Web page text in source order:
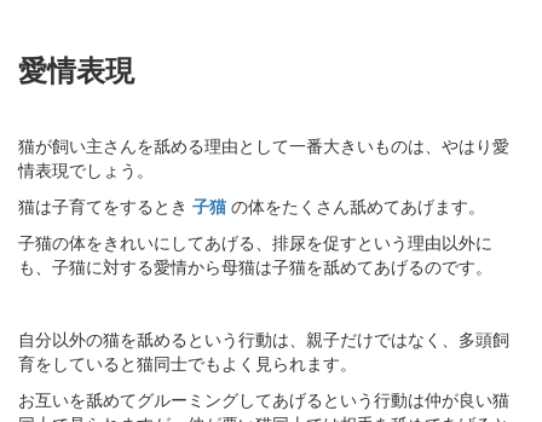
愛情表現
猫が飼い主さんを舐める理由として一番大きいものは、やはり愛
情表現でしょう。
猫は子育てをするとき 子猫 の体をたくさん舐めてあげます。
子猫の体をきれいにしてあげる、排尿を促すという理由以外に
も、子猫に対する愛情から母猫は子猫を舐めてあげるのです。
自分以外の猫を舐めるという行動は、親子だけではなく、多頭飼
育をしていると猫同士でもよく見られます。
お互いを舐めてグルーミングしてあげるという行動は仲が良い猫